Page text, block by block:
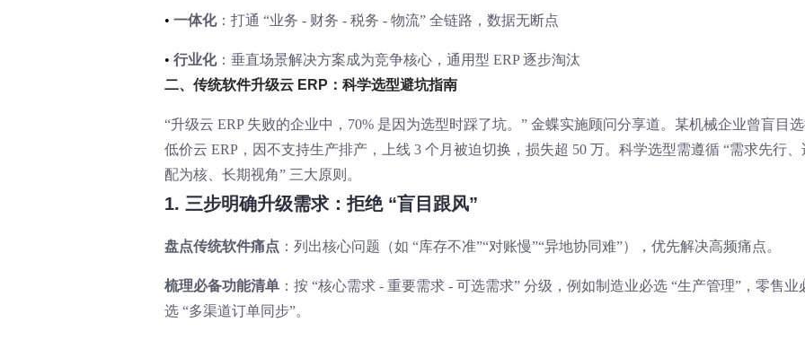
• 一体化：打通 “业务 - 财务 - 税务 - 物流” 全链路，数据无断点
• 行业化：垂直场景解决方案成为竞争核心，通用型 ERP 逐步淘汰
二、传统软件升级云 ERP：科学选型避坑指南
“升级云 ERP 失败的企业中，70% 是因为选型时踩了坑。” 金蝶实施顾问分享道。某机械企业曾盲目
低价云 ERP，因不支持生产排产，上线 3 个月被迫切换，损失超 50 万。科学选型需遵循 “需求先行、
配为核、长期视角” 三大原则。
1. 三步明确升级需求：拒绝 “盲目跟风”
盘点传统软件痛点 ：列出核心问题（如 “库存不准”“对账慢”“异地协同难”），优先解决高频痛点。
梳理必备功能清单：按 “核心需求 - 重要需求 - 可选需求” 分级，例如制造业必选 “生产管理”，零售业
选 “多渠道订单同步”。